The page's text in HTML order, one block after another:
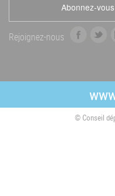
Abonnez-
Rejoignez-nous
b
o
t
e
r
a
g
r
a
© Conseil